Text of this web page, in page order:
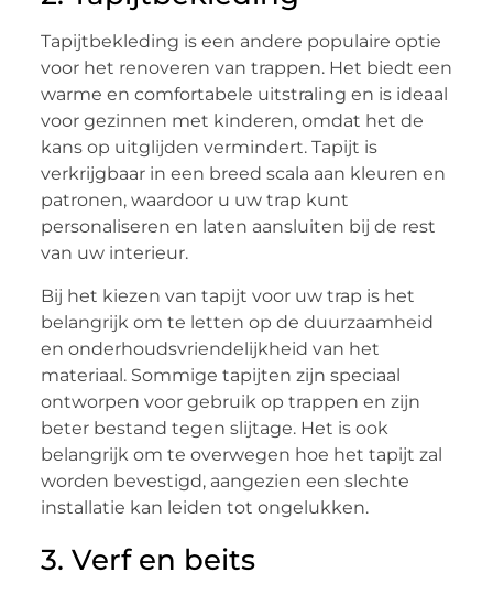
Tapijtbekleding is een andere populaire optie
voor het renoveren van trappen. Het biedt een
warme en comfortabele uitstraling en is ideaal
voor gezinnen met kinderen, omdat het de
kans op uitglijden vermindert. Tapijt is
verkrijgbaar in een breed scala aan kleuren en
patronen, waardoor u uw trap kunt
personaliseren en laten aansluiten bij de rest
van uw interieur.
Bij het kiezen van tapijt voor uw trap is het
belangrijk om te letten op de duurzaamheid
en onderhoudsvriendelijkheid van het
materiaal. Sommige tapijten zijn speciaal
ontworpen voor gebruik op trappen en zijn
beter bestand tegen slijtage. Het is ook
belangrijk om te overwegen hoe het tapijt zal
worden bevestigd, aangezien een slechte
installatie kan leiden tot ongelukken.
3. Verf en beits